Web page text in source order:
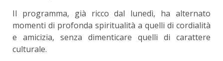
Il programma, già ricco dal lunedì, ha alternato
momenti di profonda spiritualità a quelli di cordialità
e amicizia, senza dimenticare quelli di carattere
culturale.